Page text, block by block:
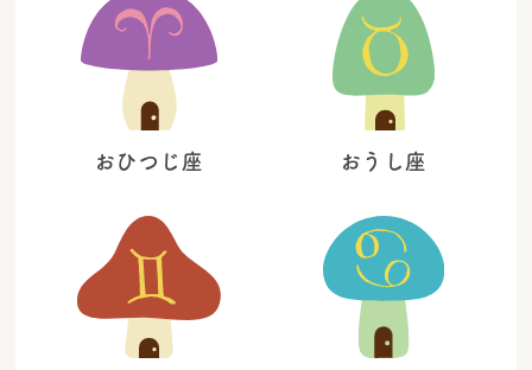
おひつじ座 おうし座